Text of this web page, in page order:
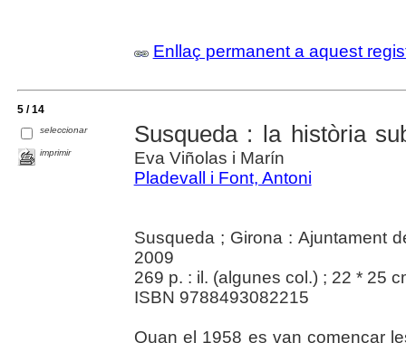
Enllaç permanent a aquest
5 / 14
seleccionar
imprimir
Susqueda : la història
Eva Viñolas i Marín
Pladevall i Font, Antoni
Susqueda ; Girona : Ajuntament
2009
269 p. : il. (algunes col.) ; 22 * 25
ISBN 9788493082215
Quan el 1958 es van començar